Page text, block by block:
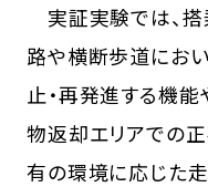
実証実験では、搭
路や横断歩道にお
止・再発進する機
物返却エリアでの
有の環境に応じた